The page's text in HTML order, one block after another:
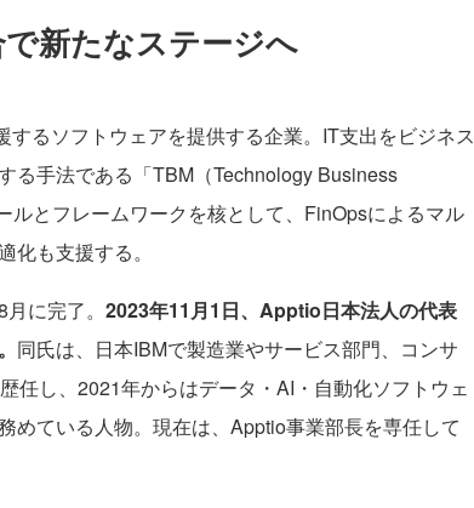
新たなステージへ
るソフトウェアを提供する企業。IT支出をビジネス
る手法である「TBM（Technology Business
ルとフレームワークを核として、FinOpsによるマル
も支援する。
に完了。 2023年11月1日、Apptio日本法人の代表
同氏は、日本IBMで製造業やサービス部門、コンサ
任し、2021年からはデータ・AI・自動化ソフトウェ
めている人物。現在は、Apptio事業部長を専任して